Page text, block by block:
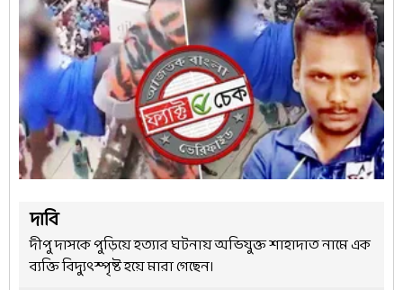
দাবি
দীপু দাসকে পুড়িয়ে হত্যার ঘটনায় অভিযুক্ত শাহাদাত নামে এক
ব্যক্তি বিদ্যুৎস্পৃষ্ট হয়ে মারা গেছেন।